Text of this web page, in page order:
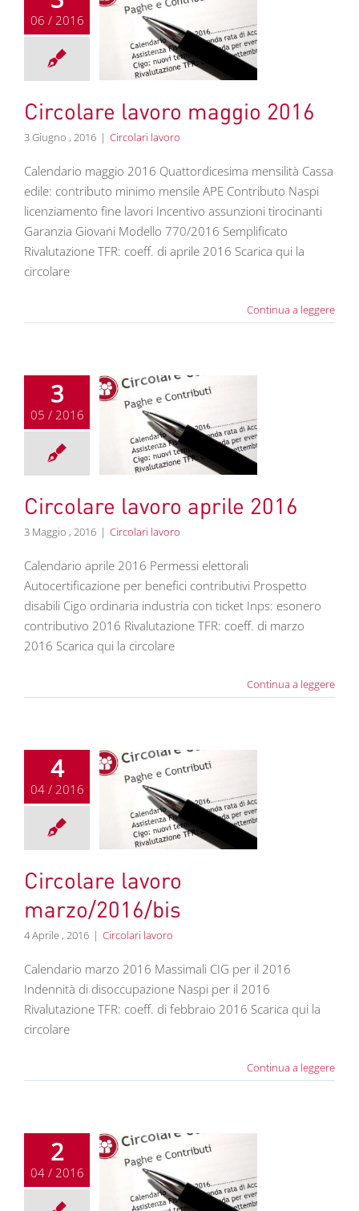
06 / 2016
lavoro maggio
lavoro
Circolare lavoro maggio 2016
3 Giugno , 2016 | Circolari lavoro
Calendario maggio 2016 Quattordicesima mensilità Cassa
edile: contributo minimo mensile APE Contributo Naspi
licenziamento fine lavori Incentivo assunzioni tirocinanti
Garanzia Giovani Modello 770/2016 Semplificato
Rivalutazione TFR: coeff. di aprile 2016 Scarica qui la
circolare
Continua a leggere
3
05 / 2016
lavoro aprile
lavoro
Circolare lavoro aprile 2016
3 Maggio , 2016 | Circolari lavoro
Calendario aprile 2016 Permessi elettorali
Autocertificazione per benefici contributivi Prospetto
disabili Cigo ordinaria industria con ticket Inps: esonero
contributivo 2016 Rivalutazione TFR: coeff. di marzo
2016 Scarica qui la circolare
Continua a leggere
4
04 / 2016
lavoro
2016/bis
lavoro
Circolare lavoro
marzo/2016/bis
4 Aprile , 2016 | Circolari lavoro
Calendario marzo 2016 Massimali CIG per il 2016
Indennità di disoccupazione Naspi per il 2016
Rivalutazione TFR: coeff. di febbraio 2016 Scarica qui la
circolare
Continua a leggere
2
04 / 2016
lavoro marzo